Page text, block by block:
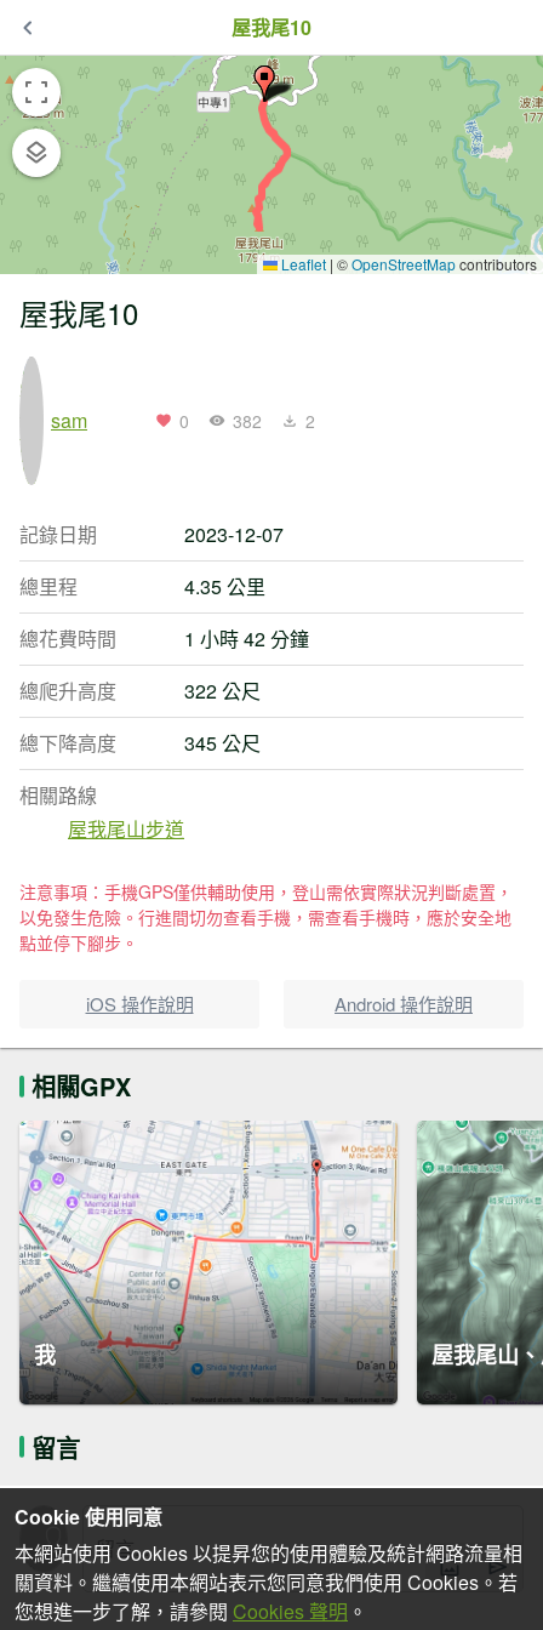
屋我尾10
Leaflet | ©OpenStreetMapcontributors
屋我尾10
sam 0 382 2
記錄日期
2023-12-07
總里程
4.35 公里
總花費時間
1 小時 42 分鐘
總爬升高度
322 公尺
總下降高度
345 公尺
相關路線
屋我尾山步道
注意事項：手機GPS僅供輔助使用，登山需依實際狀況判斷處置，
以免發生危險。行進間切勿查看手機，需查看手機時，應於安全地
點並停下腳步。
iOS 操作說明 Android 操作說明
相關GPX
我 屋我尾山
留言
Cookie 使用同意
本網站使用 Cookies 以提昇您的使用體驗及統計網路流量相
關資料。繼續使用本網站表示您同意我們使用 Cookies。若
您想進一步了解，請參閱 Cookies 聲明 。